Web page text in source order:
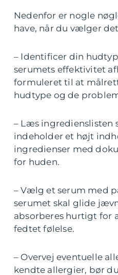
Nedenfor er nogle
have, når du vælger
– Identificer din
serumets effektivitet
formuleret til at
hudtype og de
– Læs ingredienslisten
indeholder et højt
ingredienser med
for huden.
– Vælg et serum med
serumet skal glide
absorberes hurtigt for
fedtet følelse.
– Overvej eventuelle
kendte allergier, bør